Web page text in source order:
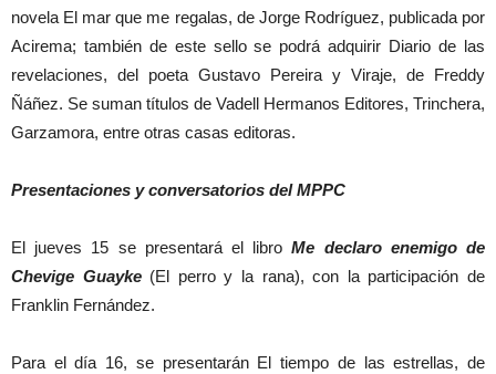
novela El mar que me regalas, de Jorge Rodríguez, publicada por
Acirema; también de este sello se podrá adquirir Diario de las
revelaciones, del poeta Gustavo Pereira y Viraje, de Freddy
Ñáñez. Se suman títulos de Vadell Hermanos Editores, Trinchera,
Garzamora, entre otras casas editoras.
Presentaciones y conversatorios del MPPC
El jueves 15 se presentará el libroMe declaro enemigo de
Chevige Guayke (El perro y la rana), con la participación de
Franklin Fernández.
Para el día 16, se presentarán El tiempo de las estrellas, de